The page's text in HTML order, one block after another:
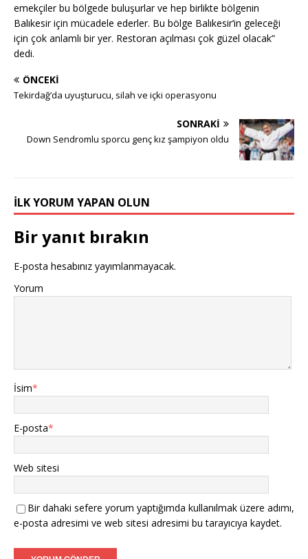
emekçiler bu bölgede buluşurlar ve hep birlikte bölgenin
Balıkesir için mücadele ederler. Bu bölge Balıkesir’in geleceği
için çok anlamlı bir yer. Restoran açılması çok güzel olacak”
dedi.
ÖNCEKI
Tekirdağ’da uyuşturucu, silah ve içki operasyonu
SONRAKI
Down Sendromlu sporcu genç kız şampiyon oldu
İLK YORUM YAPAN OLUN
Bir yanıt bırakın
E-posta hesabınız yayımlanmayacak.
Yorum
İsim*
E-posta*
Web sitesi
Bir dahaki sefere yorum yaptığımda kullanılmak üzere adımı,
e-posta adresimi ve web sitesi adresimi bu tarayıcıya kaydet.